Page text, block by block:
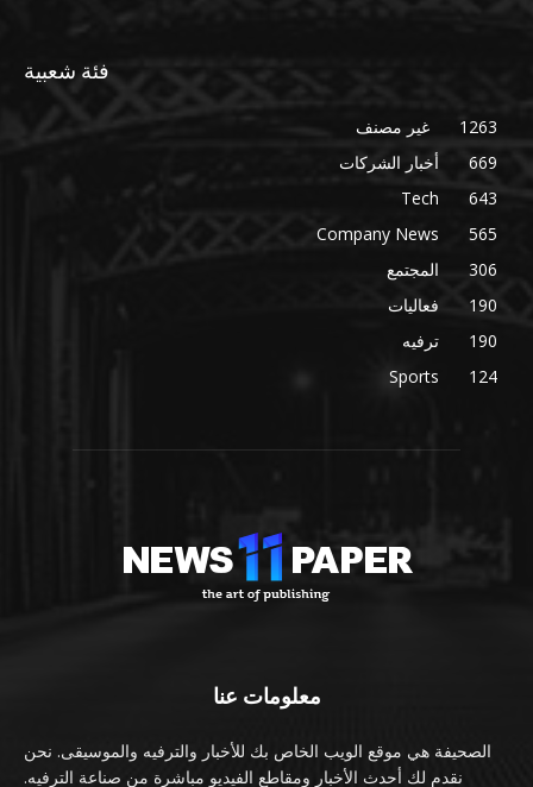
فئة شعبية
غير مصنف
1263
أخبار الشركات
669
Tech
643
Company News
565
المجتمع
306
فعاليات
190
ترفيه
190
Sports
124
معلومات عنا
الصحيفة هي موقع الويب الخاص بك للأخبار والترفيه والموسيقى. نحن
نقدم لك أحدث الأخبار ومقاطع الفيديو مباشرة من صناعة الترفيه.